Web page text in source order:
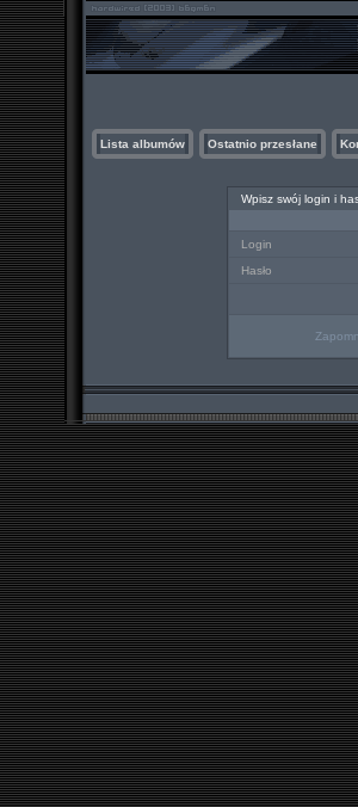
Lista albumów Ostatnio przesłane
Wpisz swój login i
Login
Hasło